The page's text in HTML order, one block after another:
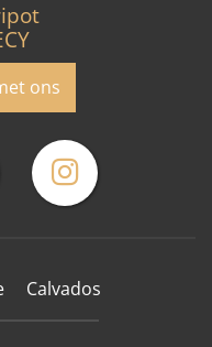
ons
Calvados